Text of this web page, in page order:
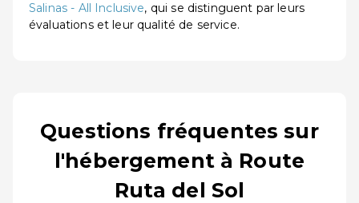
Salinas - All Inclusive, qui se distinguent par leurs
évaluations et leur qualité de service.
Questions fréquentes sur
l'hébergement à Route
Ruta del Sol